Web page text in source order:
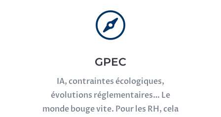

GPEC
IA, contraintes écologiques,
évolutions réglementaires… Le
monde bouge vite. Pour les RH, cela